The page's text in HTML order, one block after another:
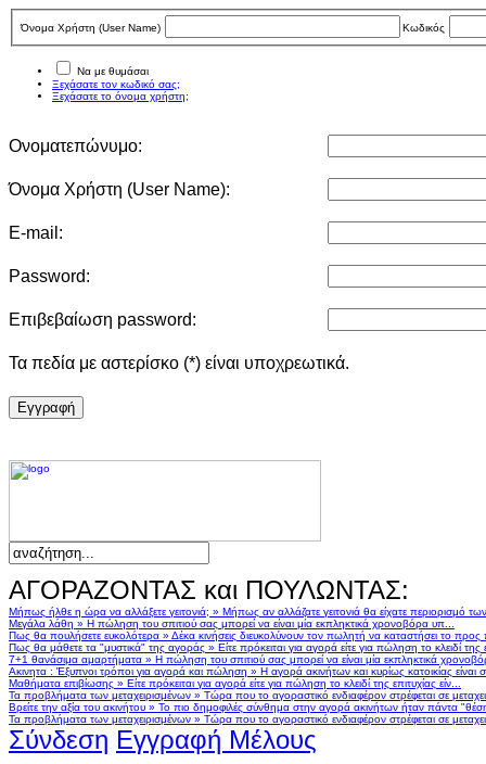
Όνομα Χρήστη (User Νame) Κωδικός
Να με θυμάσαι
Ξεχάσατε τον κωδικό σας;
Ξεχάσατε το όνομα χρήστη;
Ονοματεπώνυμο:
Όνομα Χρήστη (User Νame):
E-mail:
Password:
Επιβεβαίωση password:
Τα πεδία με αστερίσκο (*) είναι υποχρεωτικά.
Eγγραφή
ΑΓΟΡΑΖΟΝΤΑΣ και ΠΟΥΛΩΝΤΑΣ:
Μήπως ήλθε η ώρα να αλλάξετε γειτονιά; » Μήπως αν αλλάζατε γειτονιά θα είχατε περιορισμό
Μεγάλα λάθη » Η πώληση του σπιτιού σας μπορεί να είναι μία εκπληκτικά χρονοβόρα υπ...
Πως θα πουλήσετε ευκολότερα » Δέκα κινήσεις διευκολύνουν τον πωλητή να καταστήσει το
Πως θα μάθετε τα "μυστικά" της αγοράς » Είτε πρόκειται για αγορά είτε για πώληση το κλειδί της
7+1 θανάσιμα αμαρτήματα » Η πώληση του σπιτιού σας μπορεί να είναι μία εκπληκτικά
Ακινητα : Έξυπνοι τρόποι για αγορά και πώληση » Η αγορά ακινήτων και κυρίως κατοικίας
Μαθήματα επιβίωσης » Είτε πρόκειται για αγορά είτε για πώληση το κλειδί της επιτυχίας είν...
Τα προβλήματα των μεταχειρισμένων » Τώρα που το αγοραστικό ενδιαφέρον στρέφεται σε
Βρείτε την αξία του ακινήτου » Το πιο δημοφιλές σύνθημα στην αγορά ακινήτων ήταν πάντα
Τα προβλήματα των μεταχειρισμένων » Τώρα που το αγοραστικό ενδιαφέρον στρέφεται σε
Σύνδεση Εγγραφή Μέλους